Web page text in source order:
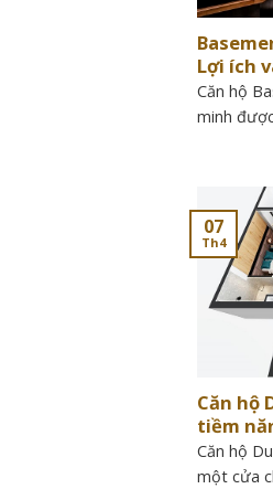
Lợi ích
Căn hộ
minh
Căn hộ
tiềm
Căn hộ
một cửa
07
Th4